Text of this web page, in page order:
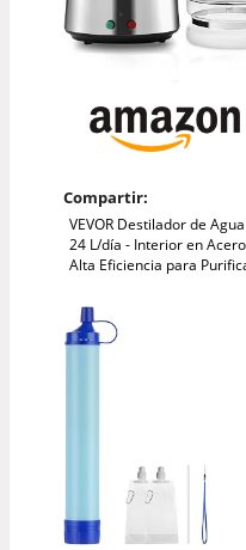
Compartir:
VEVOR Destilador de
24 L/día - Interior en
Alta Eficiencia para